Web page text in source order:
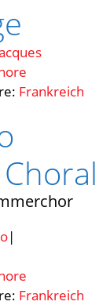
Frankreich
|
Frankreich